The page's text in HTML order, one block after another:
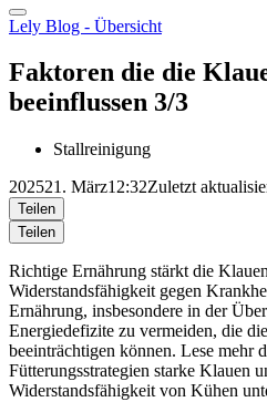
Lely Blog - Übersicht
Faktoren die die
beeinflussen 3/3
Stallreinigung
202521. März12:32Zuletzt
Teilen
Teilen
Richtige Ernährung stärkt die
Widerstandsfähigkeit gegen
Ernährung, insbesondere in der
Energiedefizite zu vermeiden, die
beeinträchtigen können. Lese mehr
Fütterungsstrategien starke Klauen
Widerstandsfähigkeit von Kühen